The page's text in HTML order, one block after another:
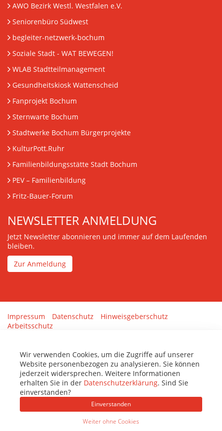
AWO Bezirk Westl. Westfalen e.V.
Seniorenbüro Südwest
begleiter-netzwerk-bochum
Soziale Stadt - WAT BEWEGEN!
WLAB Stadtteilmanagement
Gesundheitskiosk Wattenscheid
Fanprojekt Bochum
Sternwarte Bochum
Stadtwerke Bochum Bürgerprojekte
KulturPott.Ruhr
Familienbildungsstätte Stadt Bochum
PEV– Familienbildung
Fritz-Bauer-Forum
NEWSLETTER ANMELDUNG
Jetzt Newsletter abonnieren und immer auf dem Laufenden
bleiben.
Zur Anmeldung
Impressum Datenschutz
Hinweisgeberschutz
Arbeitsschutz
Wir verwenden Cookies, um die Zugriffe auf unserer
Website personenbezogen zu analysieren. Sie können
jederzeit widersprechen. Weitere Informationen
erhalten Sie in der Datenschutzerklärung. Sind Sie
einverstanden?
Einverstanden
Weiter ohne Cookies